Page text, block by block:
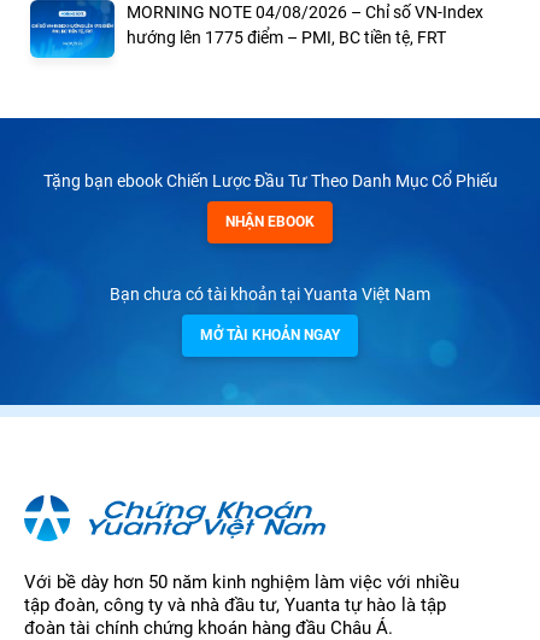
MORNING NOTE 04/08/2026 – Chỉ số VN-Index
hướng lên 1775 điểm – PMI, BC tiền tệ, FRT
Tặng bạn ebook Chiến Lược Đầu Tư Theo Danh Mục Cổ Phiếu
NHẬN EBOOK
Bạn chưa có tài khoản tại Yuanta Việt Nam
MỞ TÀI KHOẢN NGAY
Với bề dày hơn 50 năm kinh nghiệm làm việc với nhiều
tập đoàn, công ty và nhà đầu tư, Yuanta tự hào là tập
đoàn tài chính chứng khoán hàng đầu Châu Á.